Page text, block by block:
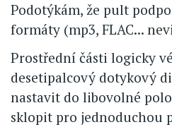
Podotýkám, že pult
formáty (mp3, FLAC...
Prostřední části logicky
desetipalcový dotykový
nastavit do libovolné
sklopit pro jednoduchou